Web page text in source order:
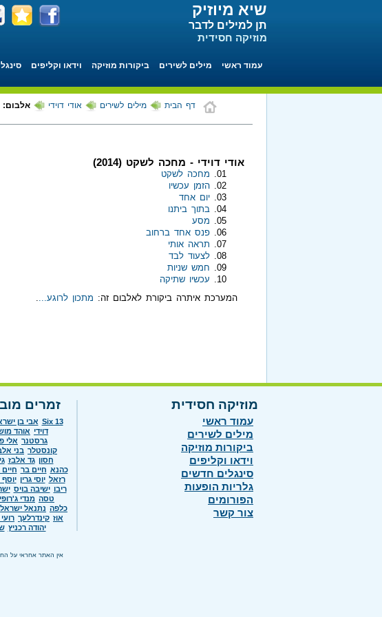
שיא מיוזיק
תן למילים לדבר
מוזיקה חסידית
עמוד ראשי מילים לשירים ביקורות מוזיקה וידאו וקליפים
דף הבית מילים לשירים אודי דוידי אלבום:
אודי דוידי - מחכה לשקט (2014)
מחכה לשקט
הזמן עכשיו
יום אחד
בתוך ביתנו
מסע
פנס אחד ברחוב
תראה אותי
לצעוד לבד
חמש שניות
עכשיו שתיקה
המערכת איתרה ביקורת לאלבום זה: מתכון לרוגע....
מוזיקה חסידית
עמוד ראשי
מילים לשירים
ביקורות מוזיקה
וידאו וקליפים
סינגלים חדשים
גלריות הופעות
הפורומים
צור קשר
זמרים
Six 13 אבי בן
דוידי אוהד
גרסטנר אלי
קונסטלר בני
חסון גד אלבז
כהנא חיים בר
רזאל יוסי גרין יוסף
ריבו ישיבה בויס
טסה מנדי ג'רופי
כלפה נתנאל ישראל
אוז קינדרלעך רועי
יהודה רכניץ
אין האתר אחראי על